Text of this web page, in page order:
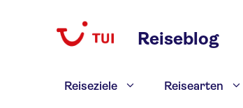
Reiseblog
Reiseziele Reisearten